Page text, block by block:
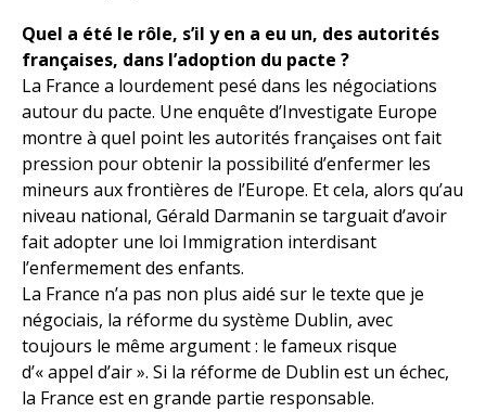
Quel a été le rôle, s’il y en a eu un, des autorités
françaises, dans l’adoption du pacte ?
La France a lourdement pesé dans les négociations
autour du pacte. Une enquête d’Investigate Europe
montre à quel point les autorités françaises ont fait
pression pour obtenir la possibilité d’enfermer les
mineurs aux frontières de l’Europe. Et cela, alors qu’au
niveau national, Gérald Darmanin se targuait d’avoir
fait adopter une loi Immigration interdisant
l’enfermement des enfants.
La France n’a pas non plus aidé sur le texte que je
négociais, la réforme du système Dublin, avec
toujours le même argument : le fameux risque
d’« appel d’air ». Si la réforme de Dublin est un échec,
la France est en grande partie responsable.